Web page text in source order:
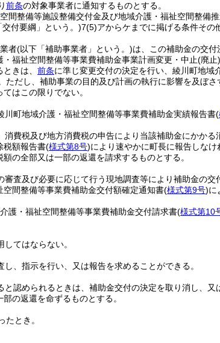
前条の対象事業者に通知するものとする。
間整備等施設整備交付金及び地域介護・福祉空間整備
付要綱」という。)7(5)アからケまでに掲げる条件その
者(以下「補助事業者」という。)は、この補助金の交付
福祉空間整備等事業費補助金事業計画変更・中止(廃止)
きは、 前条に準じ変更交付の決定を行い、綾川町地域
ただし、補助事業の目的及び計画の執行に影響を及ぼさ
はこの限りでない。
町地域介護・福祉空間整備等事業費補助金実績報告書(
費税及び地方消費税の申告により当該補助金にかか
税額報告書(様式第8号)により速やかに町長に報告しなけ
の全部又は一部の返還を請求するものとする。
査及び必要に応じて行う現地調査等により補助金の交
間整備等事業費補助金交付額確定通知書(様式第9号)に
護・福祉空間整備等事業費補助金交付請求書(様式第10
てはならない。
、指示を行い、又は報告を求めることができる。
と認められるときは、補助金交付の決定を取り消し、又
の返還を命ずるものとする。
とき。